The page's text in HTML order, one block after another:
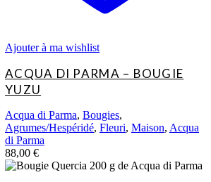
Ajouter à ma wishlist
ACQUA DI PARMA – BOUGIE
YUZU
Acqua di Parma, Bougies,
Agrumes/Hespéridé, Fleuri, Maison, Acqua
di Parma
88,00 €